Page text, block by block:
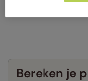
Bereken je